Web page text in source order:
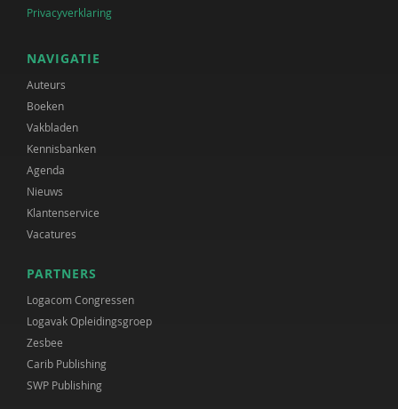
Privacyverklaring
NAVIGATIE
Auteurs
Boeken
Vakbladen
Kennisbanken
Agenda
Nieuws
Klantenservice
Vacatures
PARTNERS
Logacom Congressen
Logavak Opleidingsgroep
Zesbee
Carib Publishing
SWP Publishing